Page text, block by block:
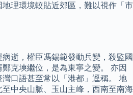
理環境較貼近郊區，難以視作「市
病逝，權臣馮錫範發動兵變，殺監國
克塽繼位，是為東寧之變。 亦因
口語甚至常以「港都」逕稱。 地
中央山脈、玉山主峰，西南至南海